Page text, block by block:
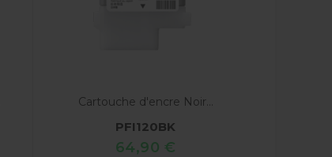
Cartouche d'encre Noir...
PFI120BK
64,90 €